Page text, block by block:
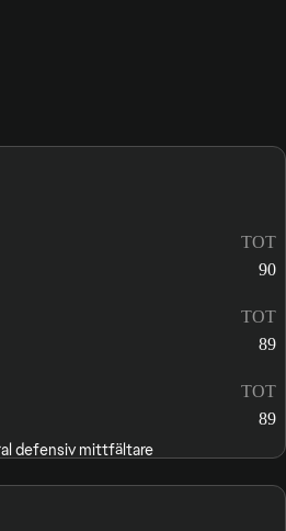
TOT
90
TOT
89
TOT
89
defensiv mittfältare